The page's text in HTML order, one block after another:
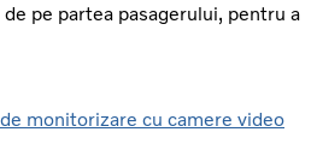
pe partea pasagerului, pentru a
monitorizare cu camere video